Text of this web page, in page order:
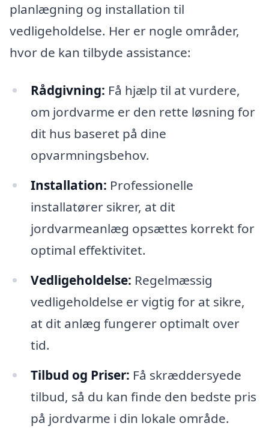
planlægning og installation til
vedligeholdelse. Her er nogle områder,
hvor de kan tilbyde assistance:
Rådgivning: Få hjælp til at vurdere,
om jordvarme er den rette løsning for
dit hus baseret på dine
opvarmningsbehov.
Installation: Professionelle
installatører sikrer, at dit
jordvarmeanlæg opsættes korrekt for
optimal effektivitet.
Vedligeholdelse: Regelmæssig
vedligeholdelse er vigtig for at sikre,
at dit anlæg fungerer optimalt over
tid.
Tilbud og Priser: Få skræddersyede
tilbud, så du kan finde den bedste pris
på jordvarme i din lokale område.